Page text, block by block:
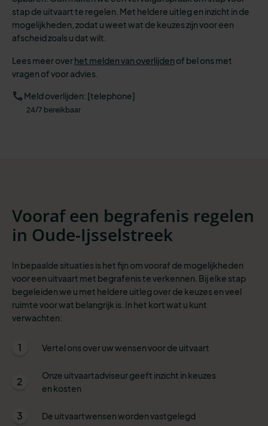
stap de uitvaart te regelen. Met heldere uitleg en inzicht in de
mogelijkheden, zodat u weet wat de keuzes zijn voor een
afscheid zoals u dat wilt.
Lees meer overhet melden van overlijden of bel ons met
vragen of voor advies.
Meld overlijden: [telephone]
24/7 bereikbaar
Vooraf een begrafenis regelen
in Oude-Ijsselstreek
In bepaalde situaties is het fijn om vooraf de mogelijkheden
voor een uitvaart met begrafenis te verkennen. Bij elke stap
begeleiden we u met heldere uitleg over de keuzes en veel
ruimte voor wat belangrijk is. In het kort wat u kunt
verwachten:
1 Vertel ons over uw wensen voor de uitvaart
2
Onze uitvaartadviseur geeft inzicht in keuzes
en kosten
3 De uitvaartwensen worden vastgelegd